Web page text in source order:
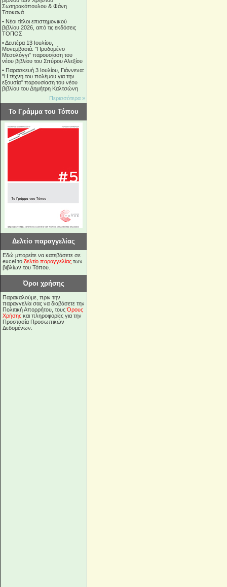
Σωτηρακόπουλου & Φάνη
Τσοκανά
• Νέοι τίτλοι επιστημονικού
βιβλίου 2026, από τις εκδόσεις
ΤΟΠΟΣ
•Δευτέρα 13 Ιουλίου,
Μονεμβασιά: "Προδομένο
Μεσολόγγι" παρουσίαση του
νέου βιβλίου του Σπύρου Αλεξίου
• Παρασκευή 3 Ιουλίου, Γιάννενα:
"Η τέχνη του πολέμου για την
εξουσία" παρουσίαση του νέου
βιβλίου του Δημήτρη Καλτσώνη
Περισσότερα »
Το Γράμμα του Τόπου
Δελτίο παραγγελίας
Εδώ μπορείτε να κατεβάσετε σε
excel το δελτίο παραγγελίας των
βιβλίων του Τόπου.
Όροι χρήσης
Παρακαλούμε, πριν την
παραγγελία σας να διαβάσετε την
Πολιτική Απορρήτου, τουςΌρους
Χρήσης και πληροφορίες για την
Προστασία Προσωπικών
Δεδομένων.